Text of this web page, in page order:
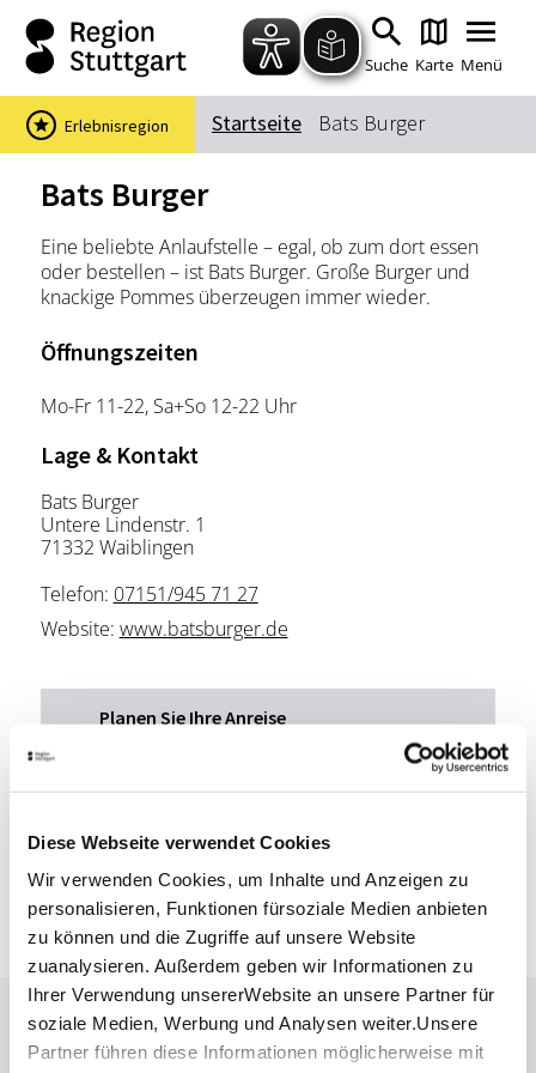
Diese Webseite verwendet Cookies
Wir verwenden Cookies, um Inhalte und Anzeigen zu
personalisieren, Funktionen fürsoziale Medien anbieten
zu können und die Zugriffe auf unsere Website
zuanalysieren. Außerdem geben wir Informationen zu
Ihrer Verwendung unsererWebsite an unsere Partner für
soziale Medien, Werbung und Analysen weiter.Unsere
Partner führen diese Informationen möglicherweise mit
Zum Hauptinhalt springen
Zur Suche springen
Zur Hauptnavigation
Zum Footer springen
Suche Karte Menü
Suchbegriff
Das könnte Sie interessieren
Stadtführungen
Events & Tickets
Ausflugsziele
Startseite Bats Burger
Erlebnisregion
Bats Burger
Eine beliebte Anlaufstelle – egal, ob zum dort essen
oder bestellen – ist Bats Burger. Große Burger und
knackige Pommes überzeugen immer wieder.
Öffnungszeiten
Mo-Fr 11-22, Sa+So 12-22 Uhr
Lage & Kontakt
Bats Burger
Untere Lindenstr. 1
71332 Waiblingen
Telefon: 07151/945 71 27
Website: www.batsburger.de
Planen Sie Ihre Anreise
Verkehrs- und Tarifverbund Stuttgart GmbH
Fahrplanauskunft der DB
Google Maps
Google Maps Route
Lassen Sie sich inspirieren!